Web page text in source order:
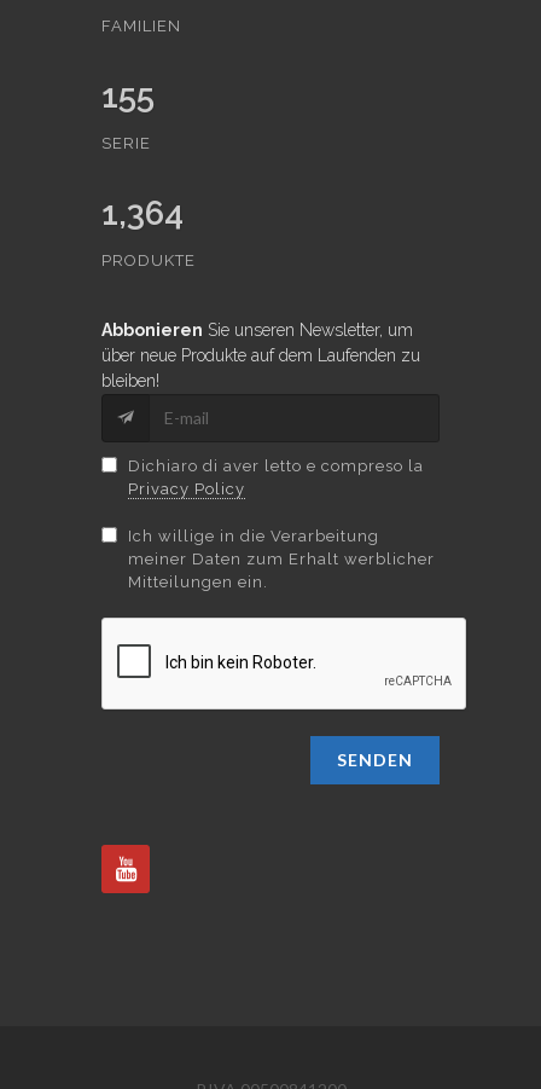
FAMILIEN
155
SERIE
1,364
PRODUKTE
Abbonieren Sie unseren Newsletter, um
über neue Produkte auf dem Laufenden zu
bleiben!
Dichiaro di aver letto e compreso la
Privacy Policy
Ich willige in die Verarbeitung
meiner Daten zum Erhalt werblicher
Mitteilungen ein.
SENDEN